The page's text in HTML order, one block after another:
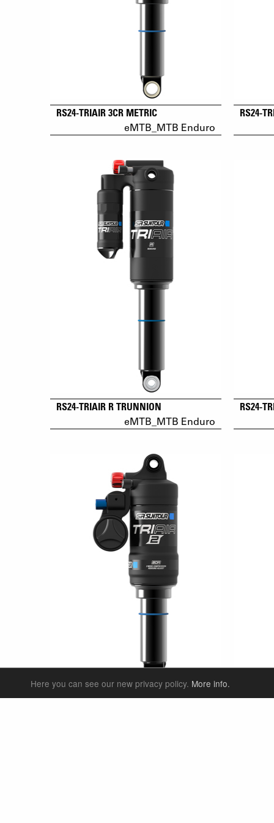
Here you can see our new privacy policy. More info.
RS24-TRIAIR 3CR METRIC
eMTB_MTB Enduro
RS24-
RS24-TRIAIR R TRUNNION
eMTB_MTB Enduro
RS24-
RS24-TRIAIR2 2CR INCH RS24-